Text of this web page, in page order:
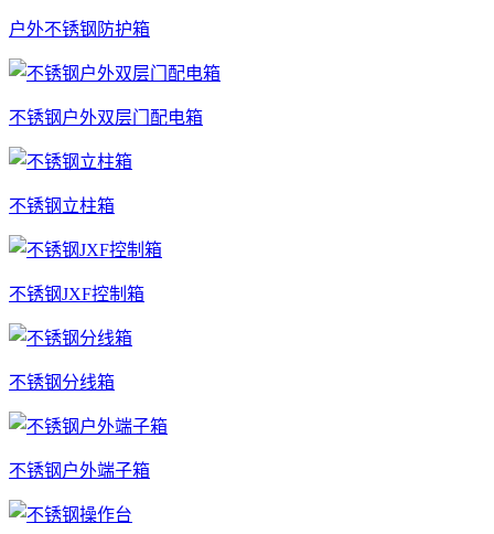
户外不锈钢防护箱
不锈钢户外双层门配电箱
不锈钢立柱箱
不锈钢JXF控制箱
不锈钢分线箱
不锈钢户外端子箱